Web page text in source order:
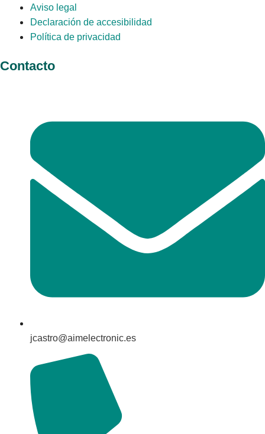
Aviso legal
Declaración de accesibilidad
Política de privacidad
Contacto
jcastro@aimelectronic.es